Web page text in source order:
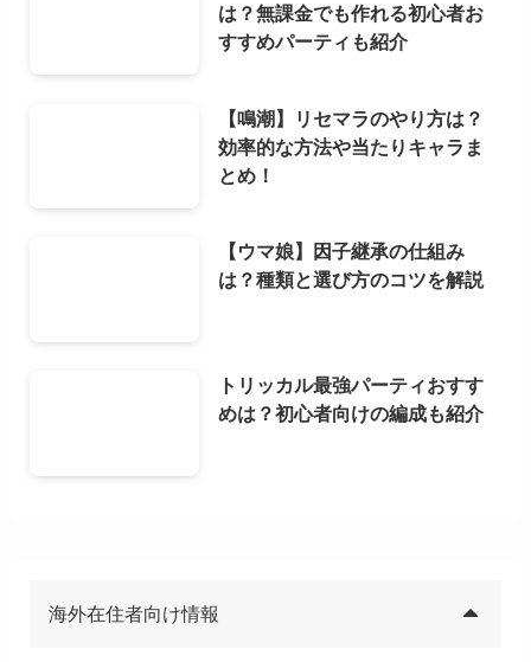
は？無課金でも作れる初心者お
すすめパーティも紹介
【鳴潮】リセマラのやり方は？
効率的な方法や当たりキャラま
とめ！
【ウマ娘】因子継承の仕組み
は？種類と選び方のコツを解説
トリッカル最強パーティおすす
めは？初心者向けの編成も紹介
海外在住者向け情報